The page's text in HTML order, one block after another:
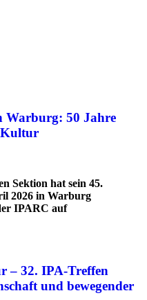
Warburg: 50 Jahre
Kultur
Sektion hat sein 45.
2026 in Warburg
IPARC auf
– 32. IPA-Treffen
und bewegender